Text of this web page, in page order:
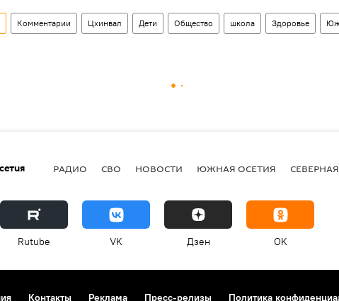
Комментарии Цхинвал Дети Общество школа Здоровье
РАДИО СВО НОВОСТИ ЮЖНАЯ ОСЕТИЯ
Rutube VK Дзен OK
Контакты Реклама Пресс-релизы Политика